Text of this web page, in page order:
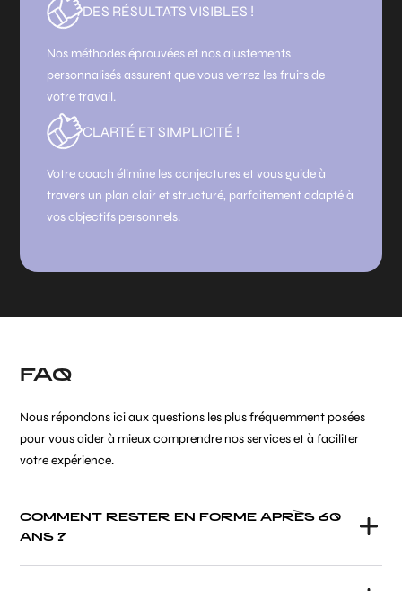
DES RÉSULTATS VISIBLES !
Nos méthodes éprouvées et nos ajustements
personnalisés assurent que vous verrez les fruits de
votre travail.
CLARTÉ ET SIMPLICITÉ !
Votre coach élimine les conjectures et vous guide à
travers un plan clair et structuré, parfaitement adapté à
vos objectifs personnels.
FAQ
Nous répondons ici aux questions les plus fréquemment posées
pour vous aider à mieux comprendre nos services et à faciliter
votre expérience.
COMMENT RESTER EN FORME APRÈS 60
ANS ?